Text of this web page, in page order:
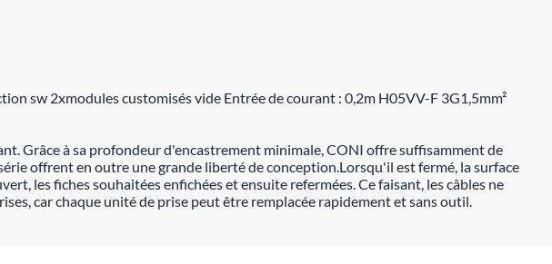
sw 2xmodules customisés vide Entrée de courant : 0,2m H05VV-F 3G1,5mm²
Grâce à sa profondeur d'encastrement minimale, CONI offre suffisamment de
offrent en outre une grande liberté de conception.Lorsqu'il est fermé, la surface
les fiches souhaitées enfichées et ensuite refermées. Ce faisant, les câbles ne
car chaque unité de prise peut être remplacée rapidement et sans outil.